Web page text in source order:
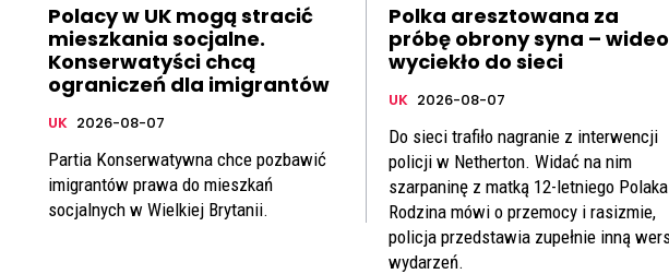
Polacy w UK mogą stracić
mieszkania socjalne.
Konserwatyści chcą
ograniczeń dla imigrantów
UK 2026-08-07
Partia Konserwatywna chce pozbawić
imigrantów prawa do mieszkań
socjalnych w Wielkiej Brytanii.
Polka aresztowana za
próbę obrony syna – wideo
wyciekło do sieci
UK 2026-08-07
Do sieci trafiło nagranie z interwencji
policji w Netherton. Widać na nim
szarpaninę z matką 12-letniego
Rodzina mówi o przemocy i rasizmie,
policja przedstawia zupełnie inną
wydarzeń.